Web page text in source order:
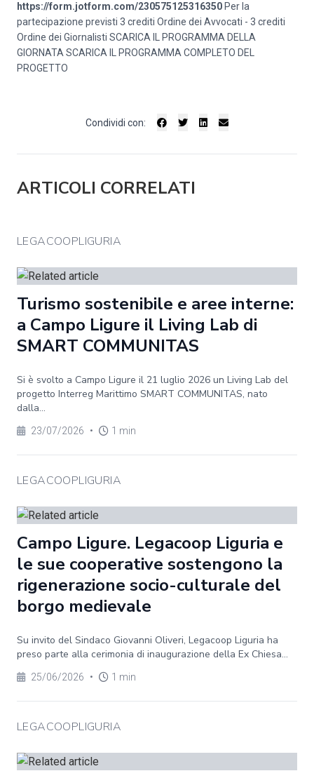
https://form.jotform.com/230575125316350 Per la
partecipazione previsti 3 crediti Ordine dei Avvocati - 3 crediti
Ordine dei Giornalisti SCARICA IL PROGRAMMA DELLA
GIORNATA SCARICA IL PROGRAMMA COMPLETO DEL
PROGETTO
Condividi con:
ARTICOLI CORRELATI
LEGACOOPLIGURIA
Turismo sostenibile e aree interne:
a Campo Ligure il Living Lab di
SMART COMMUNITAS
Si è svolto a Campo Ligure il 21 luglio 2026 un Living Lab del
progetto Interreg Marittimo SMART COMMUNITAS, nato
dalla...
23/07/2026 • 1 min
LEGACOOPLIGURIA
Campo Ligure. Legacoop Liguria e
le sue cooperative sostengono la
rigenerazione socio-culturale del
borgo medievale
Su invito del Sindaco Giovanni Oliveri, Legacoop Liguria ha
preso parte alla cerimonia di inaugurazione della Ex Chiesa...
25/06/2026 • 1 min
LEGACOOPLIGURIA